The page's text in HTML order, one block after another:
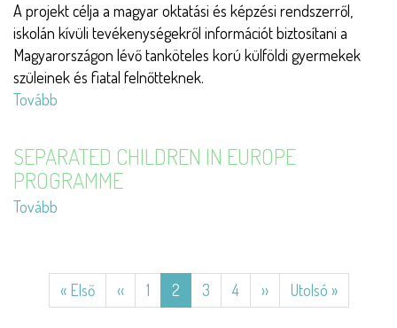
A projekt célja a magyar oktatási és képzési rendszerről,
iskolán kívüli tevékenységekről információt biztosítani a
Magyarországon lévő tanköteles korú külföldi gyermekek
szüleinek és fiatal felnőtteknek.
Tovább
oktatási
tájékoztató
SEPARATED CHILDREN IN EUROPE
PROGRAMME
Tovább
Europe
Programme)
Oldalszámozás
Első
oldal
« Első
Előző
oldal
‹‹ Oldal
1
Jelenlegi
oldal
2 Oldal
3 Oldal
4
Következő
oldal
››
Utolsó
oldal
Utolsó »